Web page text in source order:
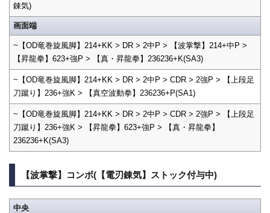
錬気)
画面端
~【OD竜巻旋風脚】214+KK > DR > 2中P > 【波掌撃】214+中P >
【昇龍拳】623+強P > 【真・昇龍拳】236236+K(SA3)
~【OD竜巻旋風脚】214+KK > DR > 2中P > CDR > 2強P > 【上段足
刀蹴り】236+強K > 【真空波動拳】236236+P(SA1)
~【OD竜巻旋風脚】214+KK > DR > 2中P > CDR > 2強P > 【上段足
刀蹴り】236+強K > 【昇龍拳】623+強P > 【真・昇龍拳】
236236+K(SA3)
【波掌撃】コンボ(【電刃錬気】ストック付与中)
中央